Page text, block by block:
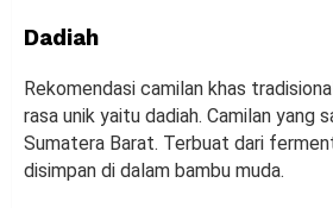
Dadiah
Rekomendasi camilan khas
rasa unik yaitu dadiah. Camilan yang
Sumatera Barat. Terbuat dari
disimpan di dalam bambu muda.